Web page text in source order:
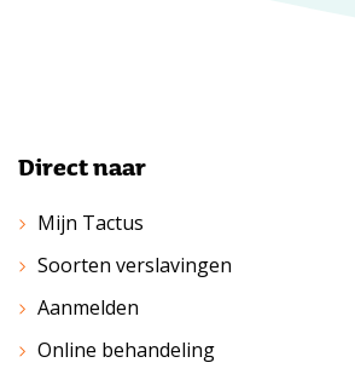
Direct naar
Mijn Tactus
Soorten verslavingen
Aanmelden
Online behandeling